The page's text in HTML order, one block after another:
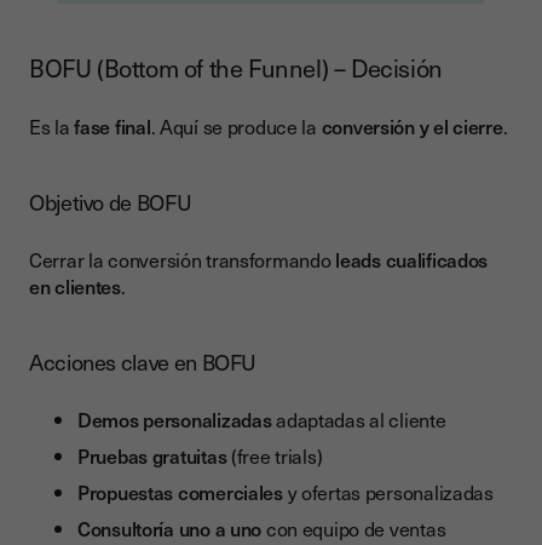
BOFU (Bottom of the Funnel) – Decisión
Es lafase final. Aquí se produce la conversión y el cierre.
Objetivo de BOFU
Cerrar la conversión transformandoleads cualificados
en clientes.
Acciones clave en BOFU
Demos personalizadasadaptadas al cliente
Pruebas gratuitas(free trials)
Propuestas comercialesy ofertas personalizadas
Consultoría uno a unocon equipo de ventas